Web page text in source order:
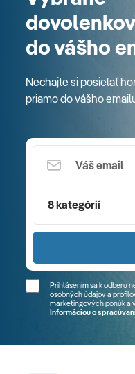
do vášho
Nechajte si posielať
priamo do vášho
8 kategórií
Prihlásením sa k odberu
osobných údajov a
marketingových ponúk a
Informáciou o